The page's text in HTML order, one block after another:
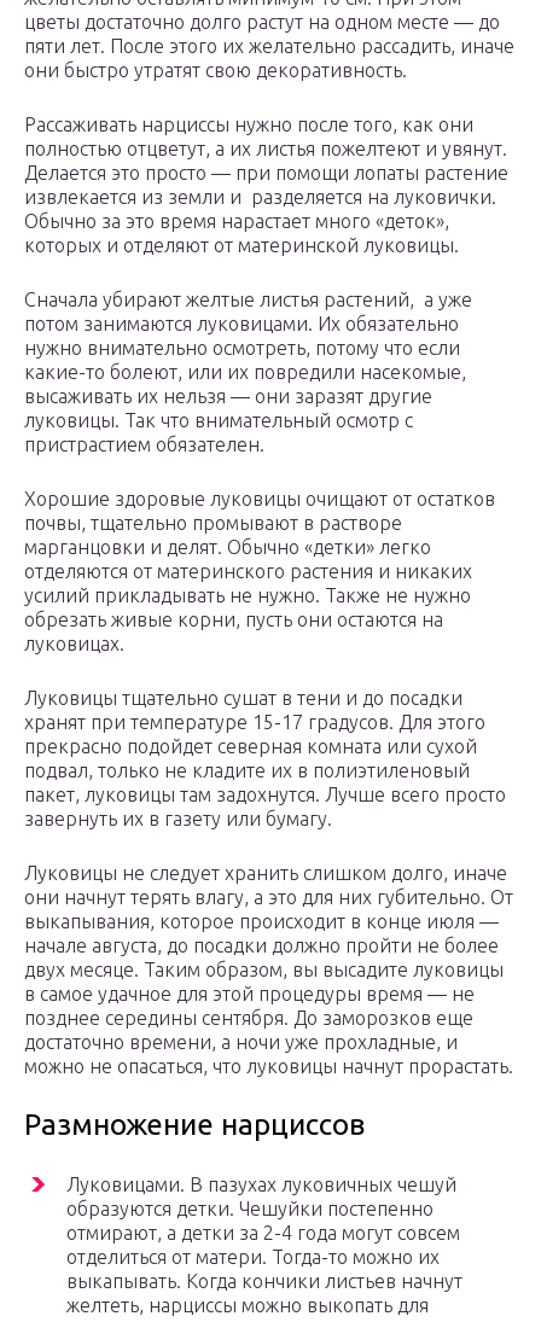
цветы достаточно долго растут на одном месте — до
пяти лет. После этого их желательно рассадить, иначе
они быстро утратят свою декоративность.
Рассаживать нарциссы нужно после того, как они
полностью отцветут, а их листья пожелтеют и увянут.
Делается это просто — при помощи лопаты растение
извлекается из земли и разделяется на луковички.
Обычно за это время нарастает много «деток»,
которых и отделяют от материнской луковицы.
Сначала убирают желтые листья растений, а уже
потом занимаются луковицами. Их обязательно
нужно внимательно осмотреть, потому что если
какие-то болеют, или их повредили насекомые,
высаживать их нельзя — они заразят другие
луковицы. Так что внимательный осмотр с
пристрастием обязателен.
Хорошие здоровые луковицы очищают от остатков
почвы, тщательно промывают в растворе
марганцовки и делят. Обычно «детки» легко
отделяются от материнского растения и никаких
усилий прикладывать не нужно. Также не нужно
обрезать живые корни, пусть они остаются на
луковицах.
Луковицы тщательно сушат в тени и до посадки
хранят при температуре 15-17 градусов. Для этого
прекрасно подойдет северная комната или сухой
подвал, только не кладите их в полиэтиленовый
пакет, луковицы там задохнутся. Лучше всего просто
завернуть их в газету или бумагу.
Луковицы не следует хранить слишком долго, иначе
они начнут терять влагу, а это для них губительно. От
выкапывания, которое происходит в конце июля —
начале августа, до посадки должно пройти не более
двух месяце. Таким образом, вы высадите луковицы
в самое удачное для этой процедуры время — не
позднее середины сентября. До заморозков еще
достаточно времени, а ночи уже прохладные, и
можно не опасаться, что луковицы начнут прорастать.
Размножение нарциссов
Луковицами. В пазухах луковичных чешуй
образуются детки. Чешуйки постепенно
отмирают, а детки за 2-4 года могут совсем
отделиться от матери. Тогда-то можно их
выкапывать. Когда кончики листьев начнут
желтеть, нарциссы можно выкопать для